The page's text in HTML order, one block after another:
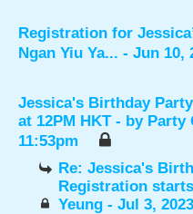
Registration for
Ngan Yiu Ya... - Jun 10,
Jessica's Birthday
at 12PM HKT - by Party
11:53pm
Re: Jessica's
Registration
Yeung - Jul 3,